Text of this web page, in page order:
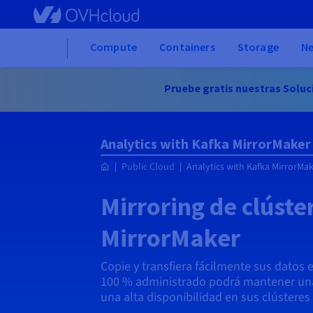
Skip to main content
Compute Containers Storage
Pruebe gratis nuestras
Analytics with Kafka MirrorMaker
Public Cloud Analytics with Kafka
Mirroring de
MirrorMaker
Copie y transfiera fácilmente sus datos
100 % administrado podrá mantener
una alta disponibilidad en sus clústeres